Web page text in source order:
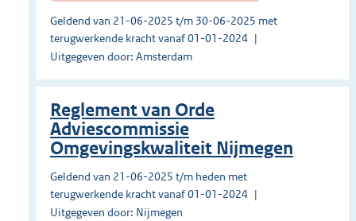
Geldend van 21-06-2025 t/m 30-06-2025 met
terugwerkende kracht vanaf 01-01-2024
Uitgegeven door: Amsterdam
Reglement van Orde
Adviescommissie
Omgevingskwaliteit Nijmegen
Geldend van 21-06-2025 t/m heden met
terugwerkende kracht vanaf 01-01-2024
Uitgegeven door: Nijmegen